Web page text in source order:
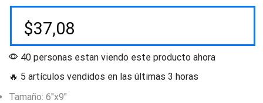
$37,08
40 personas estan viendo este producto ahora
🔥 5 artículos vendidos en las últimas 3 horas
Tamaño: 6″x9″